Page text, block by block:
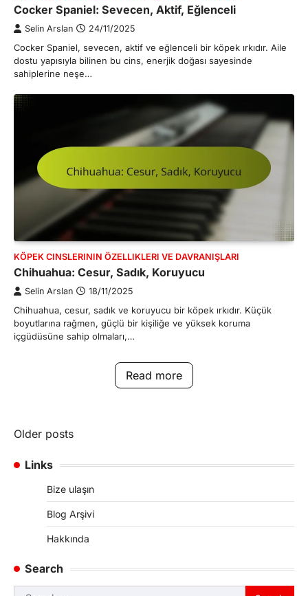
Cocker Spaniel: Sevecen, Aktif, Eğlenceli
Selin Arslan 24/11/2025
Cocker Spaniel, sevecen, aktif ve eğlenceli bir köpek ırkıdır. Aile
dostu yapısıyla bilinen bu cins, enerjik doğası sayesinde
sahiplerine neşe…
KÖPEK CINSLERININ ÖZELLIKLERI VE DAVRANIŞLARI
Chihuahua: Cesur, Sadık, Koruyucu
Selin Arslan 18/11/2025
Chihuahua, cesur, sadık ve koruyucu bir köpek ırkıdır. Küçük
boyutlarına rağmen, güçlü bir kişiliğe ve yüksek koruma
içgüdüsüne sahip olmaları,…
Read more
Posts
navigation
Older posts
Links
Bize ulaşın
Blog Arşivi
Hakkında
Search